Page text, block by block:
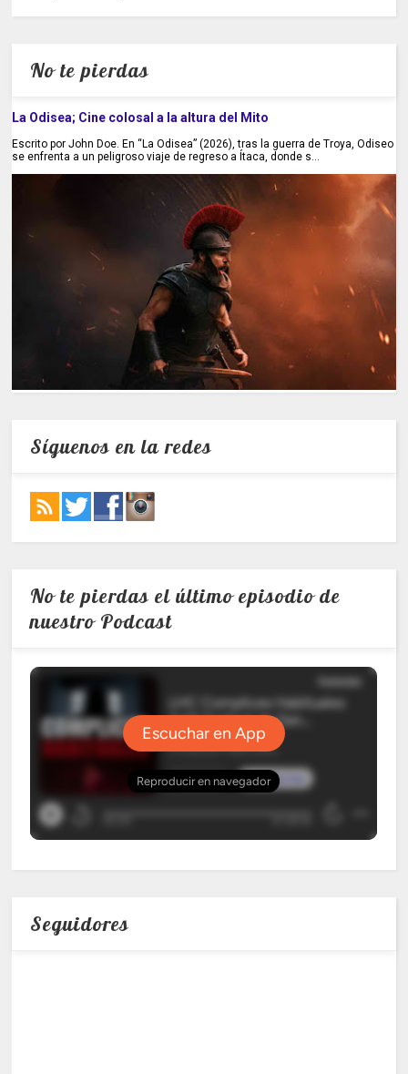
No te pierdas
La Odisea; Cine colosal a la altura del Mito
Escrito por John Doe. En “La Odisea” (2026), tras la guerra de Troya, Odiseo
se enfrenta a un peligroso viaje de regreso a Ítaca, donde s...
Síguenos en la redes
No te pierdas el último episodio de
nuestro Podcast
Seguidores